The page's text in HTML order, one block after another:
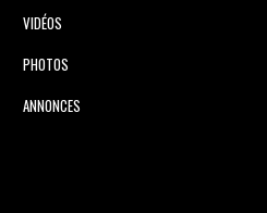
VIDÉOS
PHOTOS
ANNONCES